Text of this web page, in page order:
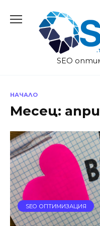
SEO
НАЧАЛО
Месец:
SEO ОПТИМИЗАЦИЯ